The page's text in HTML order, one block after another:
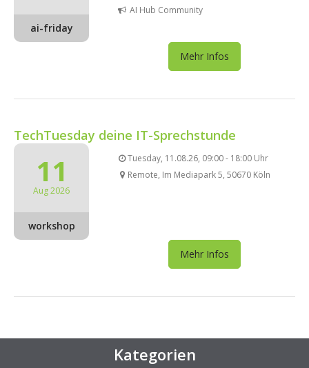
ai-friday
AI Hub Community
Mehr Infos
TechTuesday deine IT-Sprechstunde
11
Aug 2026
workshop
Tuesday, 11.08.26, 09:00 - 18:00 Uhr
Remote, Im Mediapark 5, 50670 Köln
Mehr Infos
Kategorien